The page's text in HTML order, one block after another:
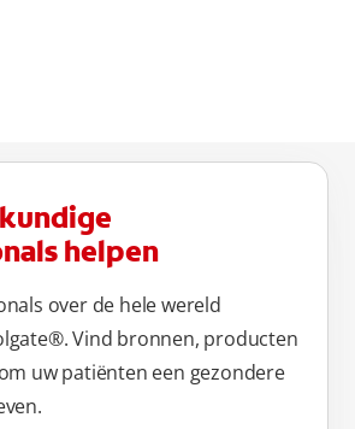
helpen
over de hele wereld
Vind bronnen, producten
uw patiënten een gezondere